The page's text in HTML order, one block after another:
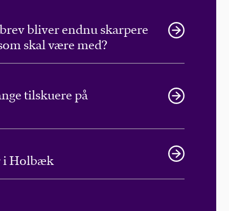
bliver endnu skarpere
skal være med?
tilskuere på
i Holbæk